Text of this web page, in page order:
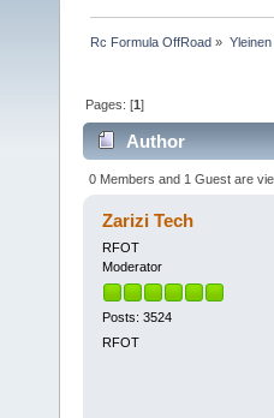
Rc Formula OffRoad »
Pages: [1]
Author
0 Members and 1 Guest are
Zarizi Tech
RFOT
Moderator
Posts: 3524
RFOT